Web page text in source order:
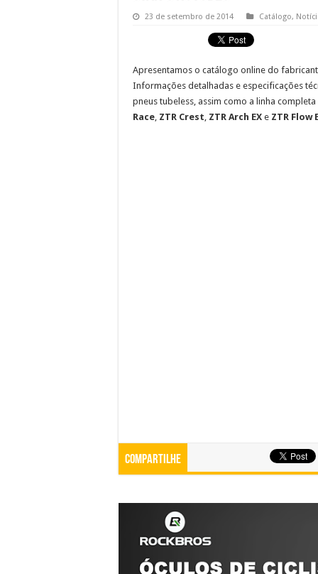
23 de setembro de 2014 Catálogo,
Apresentamos o catálogo online do
Informações detalhadas e especificações
pneus tubeless, assim como a linha
Race ZTR Crest ZTR Arch EX e ZTR Flow
Compartilhe